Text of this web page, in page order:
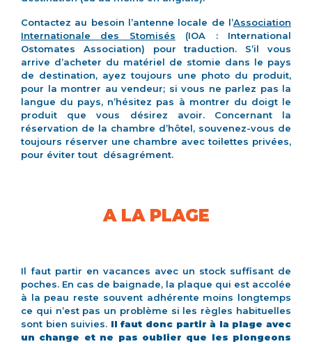
Contactez au besoin l’antenne locale de l’Association
Internationale des Stomisés (IOA : International
Ostomates Association) pour traduction. S’il vous
arrive d’acheter du matériel de stomie dans le pays
de destination, ayez toujours une photo du produit,
pour la montrer au vendeur; si vous ne parlez pas la
langue du pays, n’hésitez pas à montrer du doigt le
produit que vous désirez avoir. Concernant la
réservation de la chambre d’hôtel, souvenez-vous de
toujours réserver une chambre avec toilettes privées,
pour éviter tout désagrément.
A LA PLAGE
Il faut partir en vacances avec un stock suffisant de
poches. En cas de baignade, la plaque qui est accolée
à la peau reste souvent adhérente moins longtemps
ce qui n’est pas un problème si les règles habituelles
sont bien suivies. Il faut donc partir à la plage avec
un change et ne pas oublier que les plongeons